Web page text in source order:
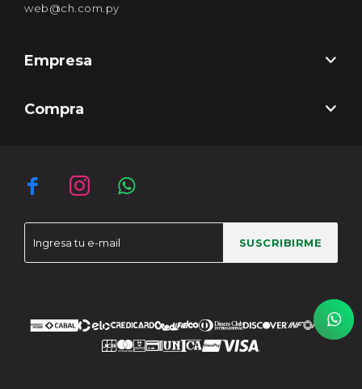
  
SUSCRIBIRME
web@ch.com.py
Empresa
Compra